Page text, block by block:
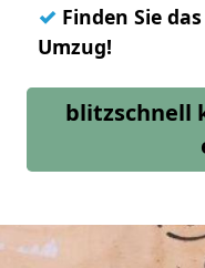
✓ Finden Sie
Umzug!
blitzschnell